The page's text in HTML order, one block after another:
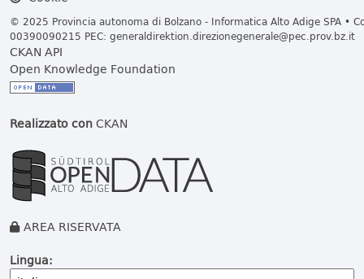
© 2025 Provincia autonoma di Bolzano - Informatica Alto Adige SPA •
00390090215 PEC: generaldirektion.direzionegenerale@pec.prov.bz.it
CKAN API
Open Knowledge Foundation
Realizzato conCKAN
AREA RISERVATA
Lingua